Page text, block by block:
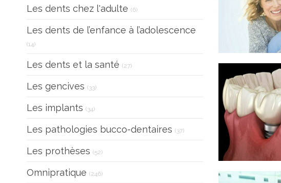
Les dents chez l'adulte (6)
Les dents de l’enfance à l’adolescence
(14)
Les dents et la santé (27)
Les gencives (33)
Les implants (34)
Les pathologies bucco-dentaires (37)
Les prothèses (52)
Omnipratique (246)